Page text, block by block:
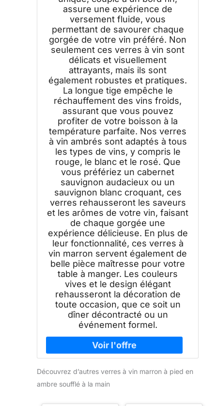
assure une expérience de
versement fluide, vous
permettant de savourer chaque
gorgée de votre vin préféré. Non
seulement ces verres à vin sont
délicats et visuellement
attrayants, mais ils sont
également robustes et pratiques.
La longue tige empêche le
réchauffement des vins froids,
assurant que vous pouvez
profiter de votre boisson à la
température parfaite. Nos verres
à vin ambrés sont adaptés à tous
les types de vins, y compris le
rouge, le blanc et le rosé. Que
vous préfériez un cabernet
sauvignon audacieux ou un
sauvignon blanc croquant, ces
verres rehausseront les saveurs
et les arômes de votre vin, faisant
de chaque gorgée une
expérience délicieuse. En plus de
leur fonctionnalité, ces verres à
vin marron servent également de
belle pièce maîtresse pour votre
table à manger. Les couleurs
vives et le design élégant
rehausseront la décoration de
toute occasion, que ce soit un
dîner décontracté ou un
événement formel.
Découvrez d’autres verres à vin marron à pied en
ambre soufflé à la main